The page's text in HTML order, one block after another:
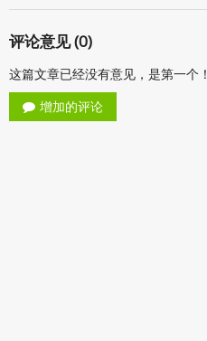
评论意见 (0)
这篇文章已经没有意见，是第一个！
增加的评论